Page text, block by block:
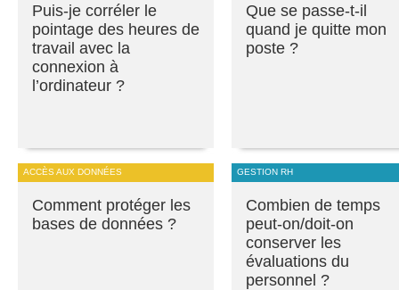
Puis-je corréler le
pointage des heures de
travail avec la
connexion à
l’ordinateur ?
Que se passe-t-il
quand je quitte mon
poste ?
ACCÈS AUX DONNÉES
Comment protéger les
bases de données ?
GESTION RH
Combien de temps
peut-on/doit-on
conserver les
évaluations du
personnel ?